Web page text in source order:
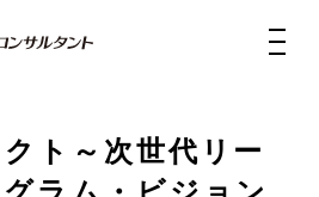
ト～次世代リー